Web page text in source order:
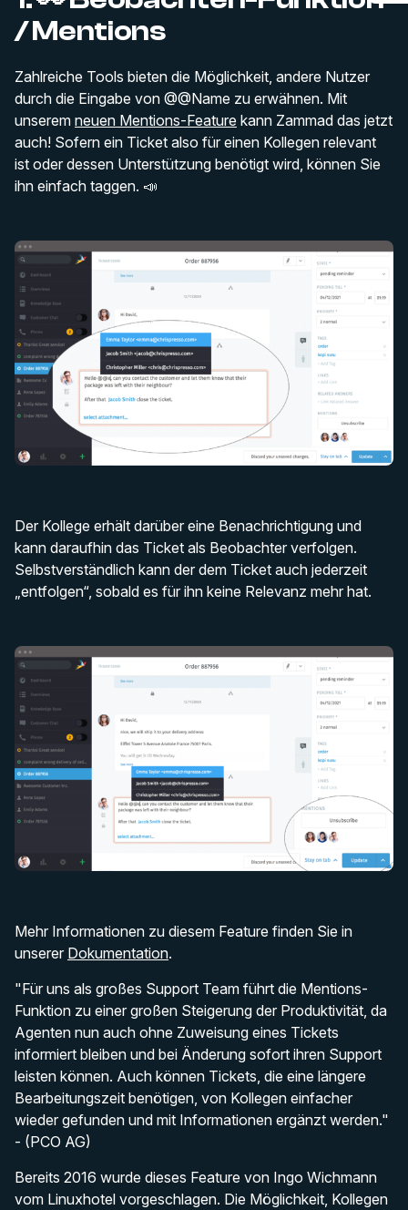
/ Mentions
Zahlreiche Tools bieten die Möglichkeit, andere Nutzer
durch die Eingabe von @@Name zu erwähnen. Mit
unserem neuen Mentions-Feature kann Zammad das jetzt
auch! Sofern ein Ticket also für einen Kollegen relevant
ist oder dessen Unterstützung benötigt wird, können Sie
ihn einfach taggen. 📣
Der Kollege erhält darüber eine Benachrichtigung und
kann daraufhin das Ticket als Beobachter verfolgen.
Selbstverständlich kann der dem Ticket auch jederzeit
„entfolgen“, sobald es für ihn keine Relevanz mehr hat.
Mehr Informationen zu diesem Feature finden Sie in
unserer Dokumentation.
"Für uns als großes Support Team führt die Mentions-
Funktion zu einer großen Steigerung der Produktivität, da
Agenten nun auch ohne Zuweisung eines Tickets
informiert bleiben und bei Änderung sofort ihren Support
leisten können. Auch können Tickets, die eine längere
Bearbeitungszeit benötigen, von Kollegen einfacher
wieder gefunden und mit Informationen ergänzt werden."
- (PCO AG)
Bereits 2016 wurde dieses Feature von Ingo Wichmann
vom Linuxhotel vorgeschlagen. Die Möglichkeit, Kollegen